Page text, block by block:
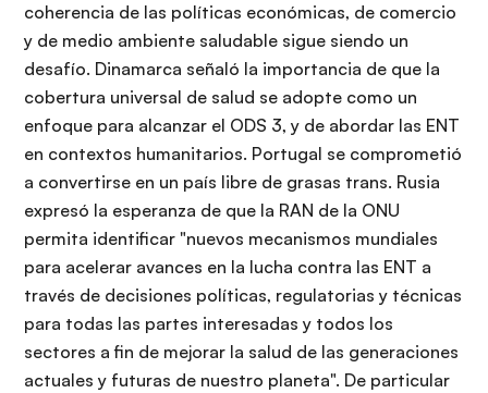
coherencia de las políticas económicas, de comercio
y de medio ambiente saludable sigue siendo un
desafío. Dinamarca señaló la importancia de que la
cobertura universal de salud se adopte como un
enfoque para alcanzar el ODS 3, y de abordar las ENT
en contextos humanitarios. Portugal se comprometió
a convertirse en un país libre de grasas trans. Rusia
expresó la esperanza de que la RAN de la ONU
permita identificar "nuevos mecanismos mundiales
para acelerar avances en la lucha contra las ENT a
través de decisiones políticas, regulatorias y técnicas
para todas las partes interesadas y todos los
sectores a fin de mejorar la salud de las generaciones
actuales y futuras de nuestro planeta". De particular